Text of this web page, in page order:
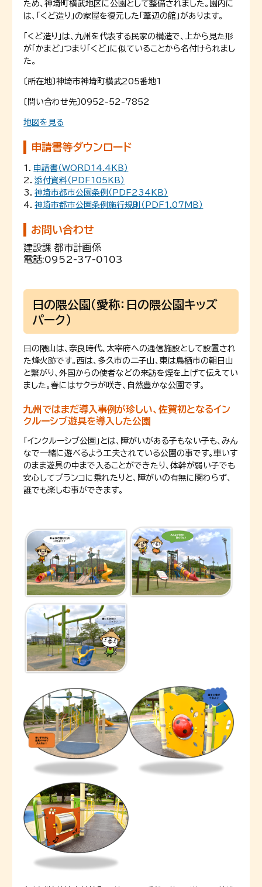
ため、神埼町横武地区に公園として整備されました。園内に
は、「くど造り」の家屋を復元した「葦辺の館」があります。
「くど造り」は、九州を代表する民家の構造で、上から見た形
が「かまど」つまり「くど」に似ていることから名付けられまし
た。
〔所在地〕神埼市神埼町横武205番地1
〔問い合わせ先〕0952-52-7852
地図を見る
申請書等ダウンロード
1． 申請書（WORD14.4KB）
2．添付資料（PDF105KB）
3．神埼市都市公園条例（PDF234KB）
4．神埼市都市公園条例施行規則（PDF1.07MB）
お問い合わせ
建設課 都市計画係
電話:0952-37-0103
日の隈公園（愛称：日の隈公園キッズ
パーク）
日の隈山は、奈良時代、太宰府への通信施設として設置され
た烽火跡です。西は、多久市の二子山、東は鳥栖市の朝日山
と繋がり、外国からの使者などの来訪を煙を上げて伝えてい
ました。春にはサクラが咲き、自然豊かな公園です。
九州ではまだ導入事例が珍しい、佐賀初となるイン
クルーシブ遊具を導入した公園
「インクルーシブ公園」とは、障がいがある子もない子も、みん
なで一緒に遊べるよう工夫されている公園の事です。車いす
のまま遊具の中まで入ることができたり、体幹が弱い子でも
安心してブランコに乗れたりと、障がいの有無に関わらず、
誰でも楽しむ事ができます。